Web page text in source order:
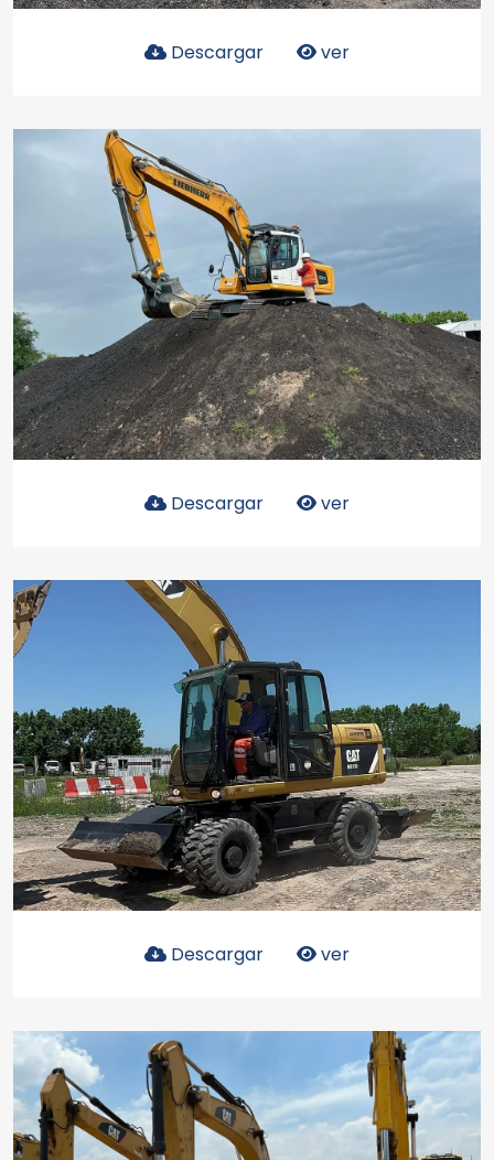
Descargar ver
Descargar ver
Descargar ver